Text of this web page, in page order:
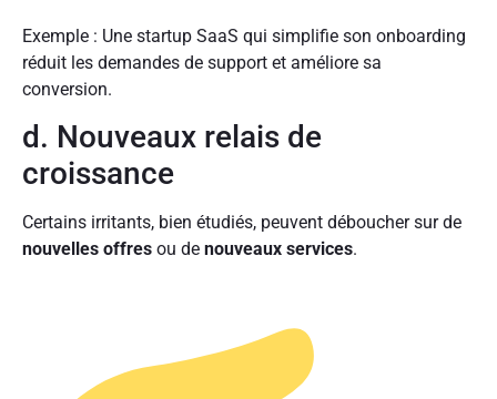
Exemple : Une startup SaaS qui simplifie son onboarding
réduit les demandes de support et améliore sa
conversion.
d. Nouveaux relais de
croissance
Certains irritants, bien étudiés, peuvent déboucher sur de
nouvelles offres ou de nouveaux services.